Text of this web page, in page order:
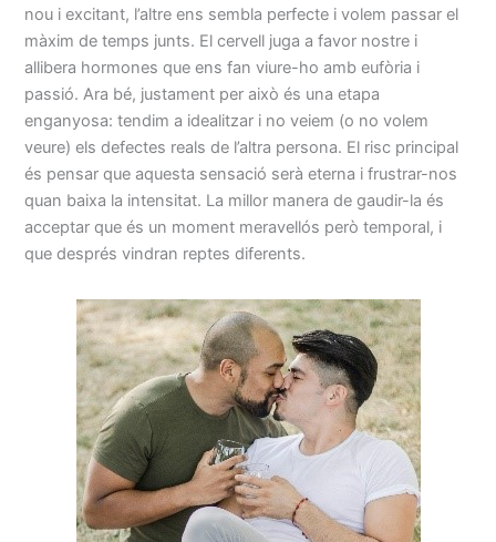
nou i excitant, l’altre ens sembla perfecte i volem passar el
màxim de temps junts. El cervell juga a favor nostre i
allibera hormones que ens fan viure-ho amb eufòria i
passió. Ara bé, justament per això és una etapa
enganyosa: tendim a idealitzar i no veiem (o no volem
veure) els defectes reals de l’altra persona. El risc principal
és pensar que aquesta sensació serà eterna i frustrar-nos
quan baixa la intensitat. La millor manera de gaudir-la és
acceptar que és un moment meravellós però temporal, i
que després vindran reptes diferents.